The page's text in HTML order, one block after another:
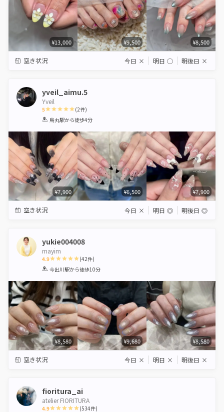
¥13,000 ¥9,500 ¥8,500
空き状況 今日 × 明日 ◯ 明後日 ×
yveil_aimu.5
Yveil
5
1 2 3 4 5
(2件)
烏丸駅から徒歩4分
¥7,900 ¥6,500 ¥7,900
空き状況 今日 × 明日 ◎ 明後日 ◎
yukie004008
mayim
4.9
1 2 3 4 5
(42件)
今出川駅から徒歩10分
¥8,580 ¥9,680 ¥8,580
空き状況 今日 × 明日 × 明後日 ×
fioritura_ai
atelier FIORITURA
4.9 (534件)